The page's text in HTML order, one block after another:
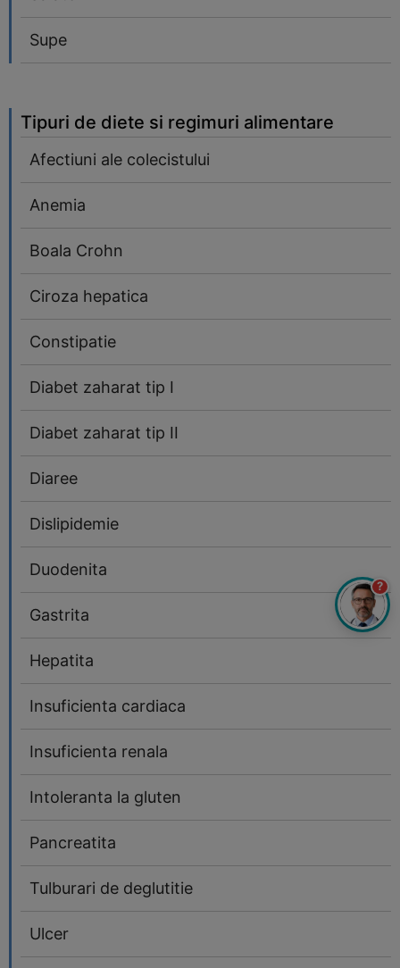
Supe
Tipuri de diete si regimuri alimentare
Afectiuni ale colecistului
Anemia
Boala Crohn
Ciroza hepatica
Constipatie
Diabet zaharat tip I
Diabet zaharat tip II
Diaree
Dislipidemie
Duodenita
Gastrita
Hepatita
Insuficienta cardiaca
Insuficienta renala
Intoleranta la gluten
Pancreatita
Tulburari de deglutitie
Ulcer
?